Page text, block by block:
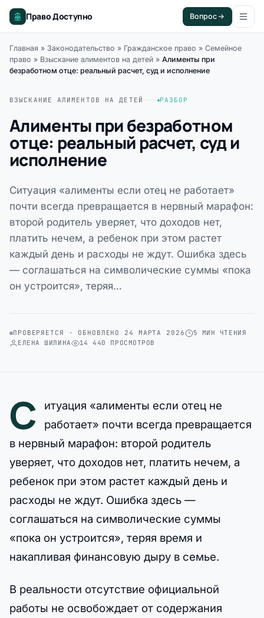
Право Доступно Вопрос
Главная » Законодательство » Гражданское право » Семейное
право » Взыскание алиментов на детей » Алименты при
безработном отце: реальный расчет, суд и исполнение
ВЗЫСКАНИЕ АЛИМЕНТОВ НА ДЕТЕЙ РАЗБОР
Алименты при безработном
отце: реальный расчет, суд и
исполнение
Ситуация «алименты если отец не работает»
почти всегда превращается в нервный марафон:
второй родитель уверяет, что доходов нет,
платить нечем, а ребенок при этом растет
каждый день и расходы не ждут. Ошибка здесь
— соглашаться на символические суммы «пока
он устроится», теряя…
ПРОВЕРЯЕТСЯ · ОБНОВЛЕНО 24 МАРТА 2026
5 МИН ЧТЕНИЯ
ЕЛЕНА ШИЛИНА
14 440 ПРОСМОТРОВ
С
итуация «алименты если отец не
работает» почти всегда превращается
в нервный марафон: второй родитель
уверяет, что доходов нет, платить нечем, а
ребенок при этом растет каждый день и
расходы не ждут. Ошибка здесь —
соглашаться на символические суммы
«пока он устроится», теряя время и
накапливая финансовую дыру в семье.
В реальности отсутствие официальной
работы не освобождает от содержания